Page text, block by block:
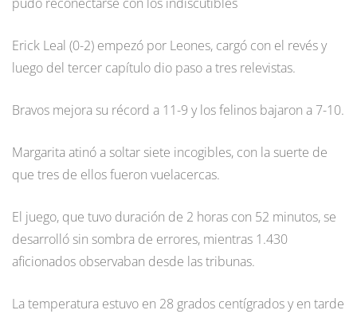
Erick Leal (0-2) empezó por Leones, cargó con el revés y
luego del tercer capítulo dio paso a tres relevistas.
Bravos mejora su récord a 11-9 y los felinos bajaron a 7-10.
Margarita atinó a soltar siete incogibles, con la suerte de
que tres de ellos fueron vuelacercas.
El juego, que tuvo duración de 2 horas con 52 minutos, se
desarrolló sin sombra de errores, mientras 1.430
aficionados observaban desde las tribunas.
La temperatura estuvo en 28 grados centígrados y en tarde